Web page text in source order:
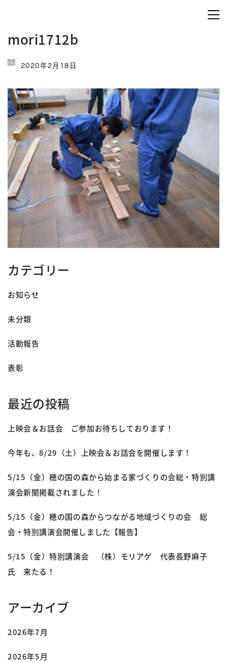
mori1712b
2020年2月18日
カテゴリー
お知らせ
未分類
活動報告
表彰
最近の投稿
上映会＆お話会 ご参加お待ちしております！
今年も、8/29（土）上映会＆お話会を開催します！
5/15（金）穂の国の森から始まる家づくりの会総・特別講
演会新聞掲載されました！
5/15（金）穂の国の森からつながる地域づくりの会 総
会・特別講演会開催しました【報告】
5/15（金）特別講演会 （株）モリアゲ 代表長野麻子
氏 来たる！
アーカイブ
2026年7月
2026年5月